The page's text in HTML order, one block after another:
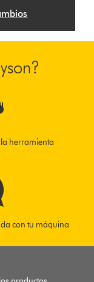
herramienta
con tu máquina